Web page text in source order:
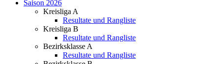
Saison 2026
Kreisliga A
Resultate und Rangliste
Kreisliga B
Resultate und Rangliste
Bezirksklasse A
Resultate und Rangliste